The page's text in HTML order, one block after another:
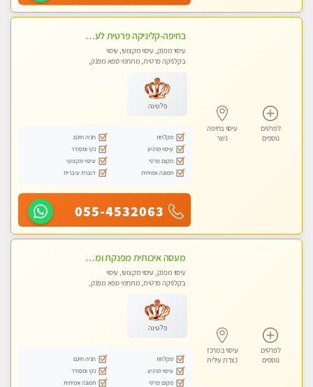
לפרטים
נוספים
עיסוי בחיפה
נשר
בחיפה-קליניקה פרטית לעיסוי מקצועי ואלטרנטיבי ברמה גבוהה VIP תתקשר ..... highly recommended..new in the city
עיסוי מפנק, עיסוי מקצועי, עיסוי
בקלניקה פרטית, מתחמי ספא מפנק,
פלטינה
מקלחת
חניה חינם
עיסוי מרגיע
נקי ומסודר
מקום פרטי
עיסוי מקצועי
תמונה אמיתית
דוברת עיברית
055-4532063
לפרטים
נוספים
עיסוי במרכז
נצרת עילית
מעסה איכותית מפנקת ומקצועית מאוד-עיסוי מרגיע ושקט במקום מדהים עיסוי מושקע מאוד לכל שרירי הגוף...מומלץ!! פרטי !!
עיסוי מפנק, עיסוי מקצועי, עיסוי
בקלניקה פרטית, מתחמי ספא מפנק,
פלטינה
מקלחת
חניה חינם
עיסוי מרגיע
נקי ומסודר
מקום פרטי
תמונה אמיתית